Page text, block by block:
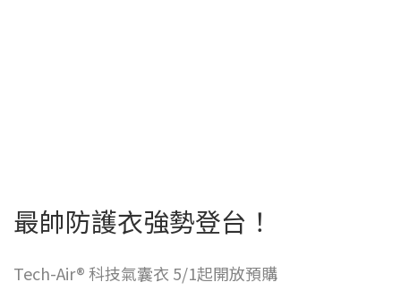
最帥防護衣強勢登台！
Tech-Air® 科技氣囊衣 5/1起開放預購